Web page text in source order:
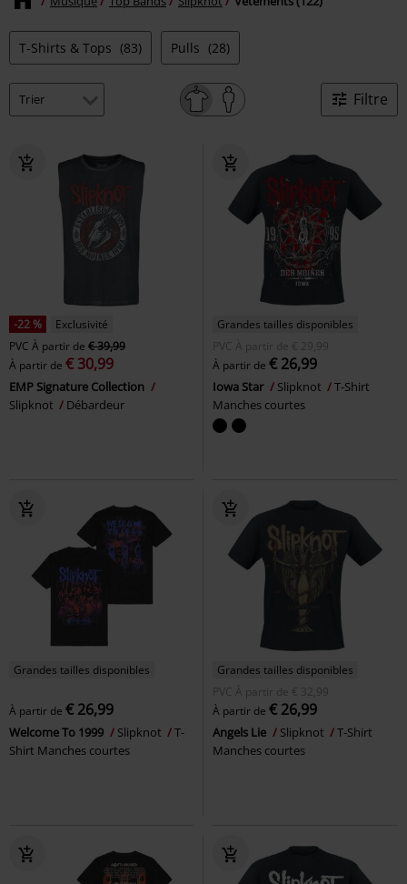
T-Shirts & Tops (83) Pulls (28)
Filtre
-22 %
Exclusivité
PVC À partir de € 39,99
À partir de € 30,99
EMP Signature Collection
Slipknot
Débardeur
Grandes tailles disponibles
PVC
À partir de € 29,99
À partir de € 26,99
Iowa Star Slipknot
T-Shirt
Manches courtes
Grandes tailles disponibles
À partir de € 26,99
Welcome To 1999 Slipknot
T-
Shirt Manches courtes
Grandes tailles disponibles
PVC
À partir de € 32,99
À partir de € 26,99
Angels Lie Slipknot
T-Shirt
Manches courtes